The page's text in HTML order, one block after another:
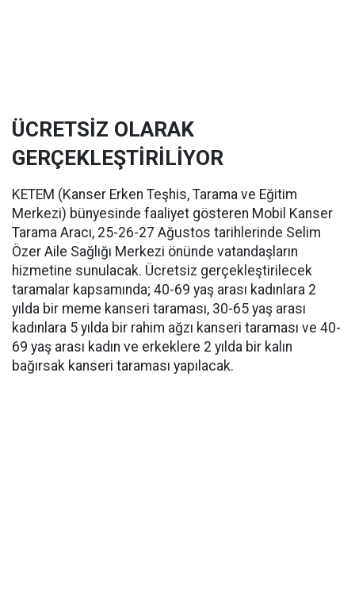
ÜCRETSİZ OLARAK
GERÇEKLEŞTİRİLİYOR
KETEM (Kanser Erken Teşhis, Tarama ve Eğitim
Merkezi) bünyesinde faaliyet gösteren Mobil Kanser
Tarama Aracı, 25-26-27 Ağustos tarihlerinde Selim
Özer Aile Sağlığı Merkezi önünde vatandaşların
hizmetine sunulacak. Ücretsiz gerçekleştirilecek
taramalar kapsamında; 40-69 yaş arası kadınlara 2
yılda bir meme kanseri taraması, 30-65 yaş arası
kadınlara 5 yılda bir rahim ağzı kanseri taraması ve 40-
69 yaş arası kadın ve erkeklere 2 yılda bir kalın
bağırsak kanseri taraması yapılacak.